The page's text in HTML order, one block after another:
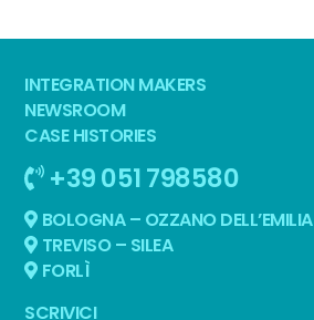
INTEGRATION MAKERS
NEWSROOM
CASE HISTORIES
+39 051 798580
BOLOGNA – OZZANO DELL’EMILIA
TREVISO – SILEA
FORLÌ
SCRIVICI